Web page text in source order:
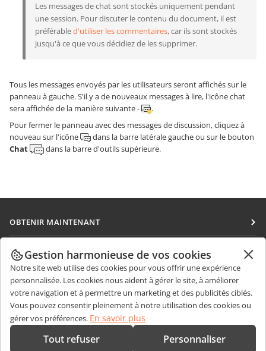
Les messages de chat sont stockés uniquement pendant
une session. Pour discuter le contenu du document, il est
préférabled'utiliser les commentaires, car ils sont stockés
jusqu'à ce que vous décidiez de les supprimer.
Tous les messages envoyés par les utilisateurs seront affichés sur le
panneau à gauche. S'il y a de nouveaux messages à lire, l'icône chat
sera affichée de la manière suivante -
.
Pour fermer le panneau avec des messages de discussion, cliquez à
nouveau sur l'icône
dans la barre latérale gauche ou sur le bouton
Chat
dans la barre d'outils supérieure.
OBTENIR MAINTENANT
Docs
DocSpace
Workspace
Connecteurs
Applications de bureau
Applications mobiles
COLLABORATION
Pour les contributeurs
Pour les traducteurs
Pour les influenceurs
Offres d'emploi
OBTENIR DES NOUVELLES
Blog
OBTENIR DE L'AIDE
Forum
CONTACTEZ-NOUS
Gestion harmonieuse de vos cookies
Notre site web utilise des cookies pour vous offrir une expérience
personnalisée. Les cookies nous aident à gérer le site, à améliorer
votre navigation et à permettre un marketing et des publicités ciblés.
Vous pouvez consentir pleinement à notre utilisation des cookies ou
gérer vos préférences. En savoir plus
Tout refuser Personnaliser